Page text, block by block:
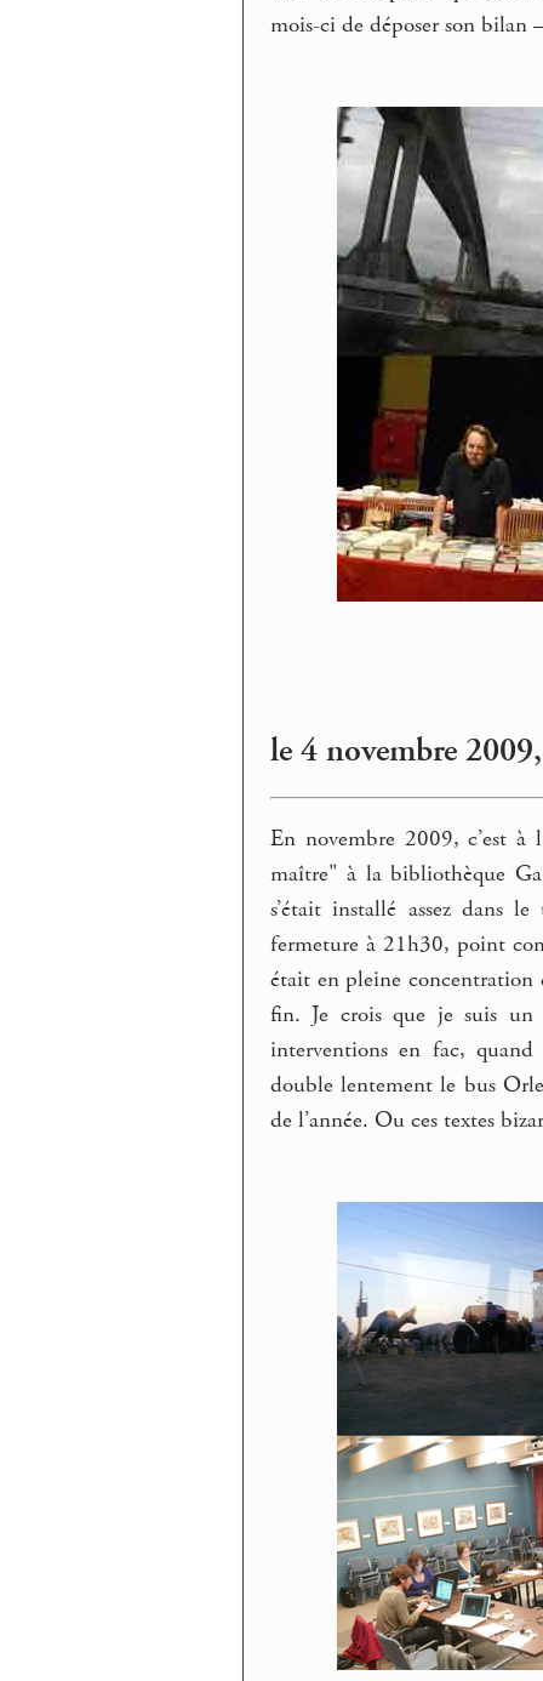
mois-ci de déposer son bilan
le 4 novembre
En novembre 2009, c’est à
maître" à la bibliothèque
s’était installé assez dans
fermeture à 21h30, point
était en pleine concentration
fin. Je crois que je suis un
interventions en fac,
double lentement le bus
de l’année. Ou ces textes